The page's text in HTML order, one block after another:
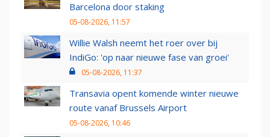
Barcelona door staking
05-08-2026, 11:57
Willie Walsh neemt het roer over bij
IndiGo: 'op naar nieuwe fase van groei'
05-08-2026, 11:37
Transavia opent komende winter nieuwe
route vanaf Brussels Airport
05-08-2026, 10:46